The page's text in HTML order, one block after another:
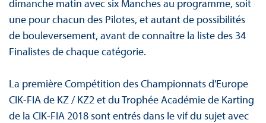
dimanche matin avec six Manches au programme, soit
une pour chacun des Pilotes, et autant de possibilités
de bouleversement, avant de connaître la liste des 34
Finalistes de chaque catégorie.
La première Compétition des Championnats d'Europe
CIK-FIA de KZ / KZ2 et du Trophée Académie de Karting
de la CIK-FIA 2018 sont entrés dans le vif du sujet avec